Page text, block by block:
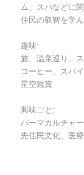
ム、スパなどに
住民の叡智を学ん
趣味:
旅、温泉巡り、ス
コーヒー、スパイ
星空鑑賞
興味ごと:
パーマカルチャ
先住民文化、医